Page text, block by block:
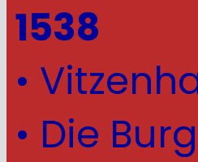
1538
•
• Die Burg